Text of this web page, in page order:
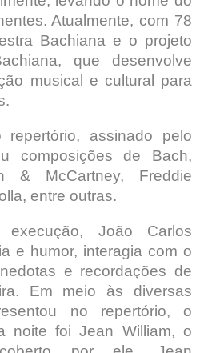
Atualmente, com 78
Bachiana e o projeto
que desenvolve
musical e cultural para
repertório, assinado pelo
composições de Bach,
& McCartney, Freddie
entre outras.
João Carlos
e humor, interagia com o
e recordações de
Em meio às diversas
no repertório, o
noite foi Jean William, o